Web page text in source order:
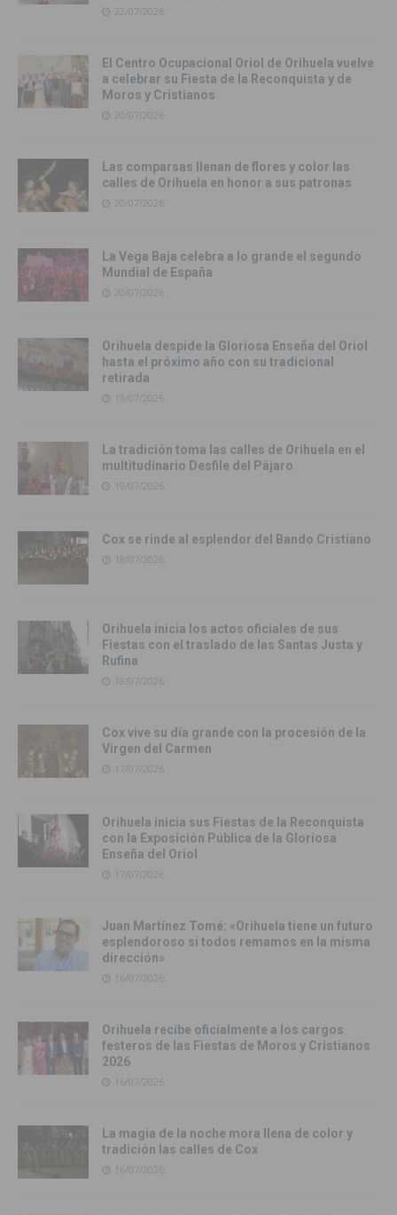
22/07/2026
El Centro Ocupacional Oriol de Orihuela vuelve
a celebrar su Fiesta de la Reconquista y de
Moros y Cristianos
20/07/2026
Las comparsas llenan de flores y color las
calles de Orihuela en honor a sus patronas
20/07/2026
La Vega Baja celebra a lo grande el segundo
Mundial de España
20/07/2026
Orihuela despide la Gloriosa Enseña del Oriol
hasta el próximo año con su tradicional
retirada
19/07/2026
La tradición toma las calles de Orihuela en el
multitudinario Desfile del Pájaro
19/07/2026
Cox se rinde al esplendor del Bando Cristiano
18/07/2026
Orihuela inicia los actos oficiales de sus
Fiestas con el traslado de las Santas Justa y
Rufina
18/07/2026
Cox vive su día grande con la procesión de la
Virgen del Carmen
17/07/2026
Orihuela inicia sus Fiestas de la Reconquista
con la Exposición Pública de la Gloriosa
Enseña del Oriol
17/07/2026
Juan Martínez Tomé: «Orihuela tiene un futuro
esplendoroso si todos remamos en la misma
dirección»
16/07/2026
Orihuela recibe oficialmente a los cargos
festeros de las Fiestas de Moros y Cristianos
2026
16/07/2026
La magia de la noche mora llena de color y
tradición las calles de Cox
16/07/2026